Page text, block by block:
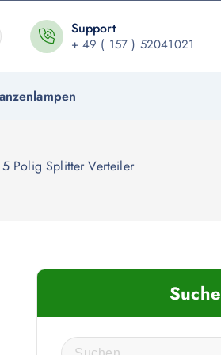
Support
+ 49 ( 157 ) 52041021
Polig Splitter Verteiler
Suche
S